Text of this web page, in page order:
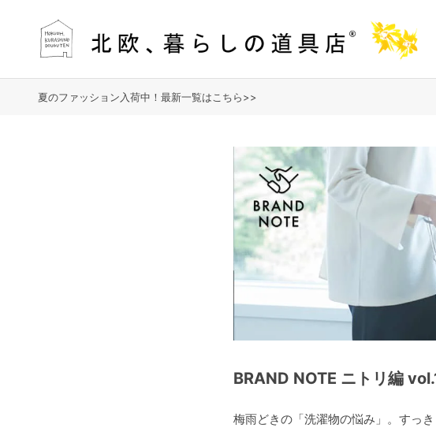
夏のファッション入荷中！最新一覧はこちら>>
BRAND NOTE ニトリ編
梅雨どきの「洗濯物の悩み」。すっ